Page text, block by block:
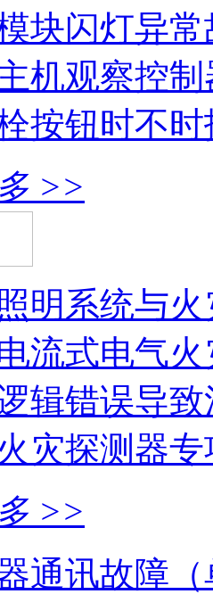
块闪灯异
机观察控制
按钮时不
>>
明系统与火
流式电气火
辑错误导致
灾探测器
>>
通讯故障